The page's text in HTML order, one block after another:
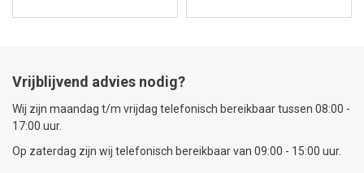
Vrijblijvend advies nodig?
Wij zijn maandag t/m vrijdag telefonisch bereikbaar tussen 08:00 -
17:00 uur.
Op zaterdag zijn wij telefonisch bereikbaar van 09:00 - 15:00 uur.